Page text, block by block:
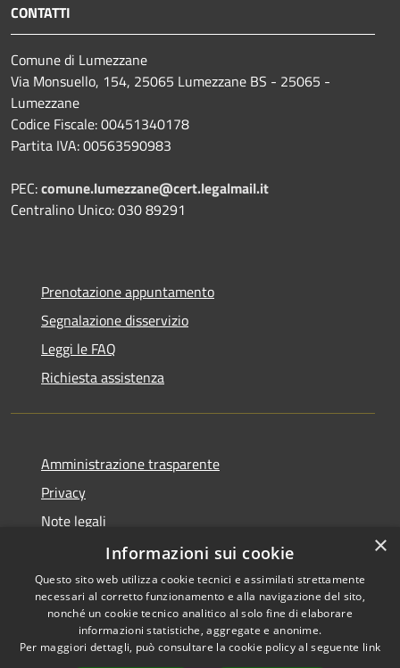
CONTATTI
Comune di Lumezzane
Via Monsuello, 154, 25065 Lumezzane BS - 25065 -
Lumezzane
Codice Fiscale: 00451340178
Partita IVA: 00563590983
PEC:comune.lumezzane@cert.legalmail.it
Centralino Unico: 030 89291
Prenotazione appuntamento
Segnalazione disservizio
Leggi le FAQ
Richiesta assistenza
Amministrazione trasparente
Privacy
Note legali
Dichiarazione di accessibilità
RSS
Accessibilità
Copyright © 2026 • Comune di
×
Informazioni sui cookie
Questo sito web utilizza cookie tecnici e assimilati strettamente
necessari al corretto funzionamento e alla navigazione del sito,
nonché un cookie tecnico analitico al solo fine di elaborare
informazioni statistiche, aggregate e anonime.
Per maggiori dettagli, può consultare la cookie policy al seguente link